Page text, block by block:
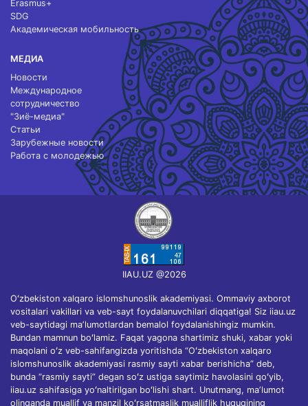
Erasmus+
SDG
Академическая мобильность
МЕДИА
Новости
Международное
сотрудничество
"Зиё-медиа"
Статьи
Зарубежные новости
Работа с молодежью
IIAU.UZ @2026
Oʻzbekiston xalqaro islomshunoslik akademiyasi. Ommaviy axborot
vositalari vakillari va veb-sayt foydalanuvchilari diqqatiga! Siz iiau.uz
veb-saytidagi maʼlumotlardan bemalol foydalanishingiz mumkin.
Bundan mamnun boʻlamiz. Faqat yagona shartimiz shuki, xabar yoki
maqolani oʻz veb-sahifangizda yoritishda “Oʻzbekiston xalqaro
islomshunoslik akademiyasi rasmiy sayti xabar berishicha” deb,
bunda “rasmiy sayti” degan soʻz ustiga saytimiz havolasini qoʻyib,
iiau.uz sahifasiga yoʻnaltirilgan boʻlishi shart. Unutmang, maʼlumot
olinganda muallif va manzil koʻrsatmaslik mualliflik huquqining